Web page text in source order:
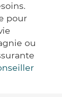
pour
ou